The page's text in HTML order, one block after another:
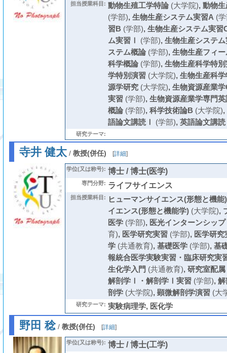
担当授業科目: 動物生殖工学特論(大学院), 動物
(学部), 生物生産システム実習A (
習B (学部), 生物生産システム実習
ム実習Ⅰ
(学部), 生物生産システ
ステム概論(学部), 生物生産フィ
科学概論(学部), 生物生産科学特別
学特別演習 (大学院), 生物生産科
源学研究(大学院), 生物資源産業学
実習 (学部), 生物資源産業学専門英
概論(学部), 科学技術論B (大学院),
語論文講読Ⅰ
(学部), 英語論文講
研究テーマ:
寺井 健太/ 教授(併任) [詳細]
学位(又は称号): 博士 / 博士(医学)
専門分野: ライフサイエンス
担当授業科目: ヒューマンサイエンス(形態と機能)
イエンス(形態と機能学)(大学院),
医学(学部), 医光インターンシップ
育), 医学研究実習 (学部), 医学研究
学(共通教育), 基礎医学(学部), 基
報統合医学実験実習・臨床研究実
生化学入門 (共通教育), 研究室配属
解剖学Ⅰ・解剖学Ⅰ実習 (学部),
剖学(大学院), 顕微解剖学演習 (大
研究テーマ: 実験病理学, 医化学
野田 稔/ 教授(併任) [詳細]
学位(又は称号): 博士 / 博士(工学)